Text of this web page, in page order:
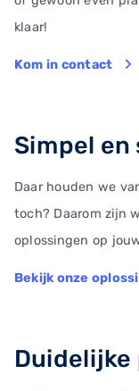
klaar!
Kom in contact
Simpel en
Daar houden we
toch? Daarom zijn
oplossingen op
Bekijk onze
Duidelijke